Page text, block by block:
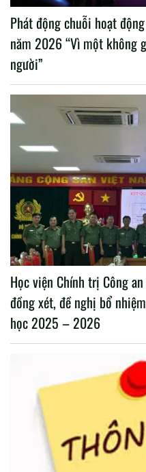
Phát động chuỗi hoạt
năm 2026 “Vì một không
người”
Học viện Chính trị Công
đồng xét, đề nghị bổ
học 2025 – 2026